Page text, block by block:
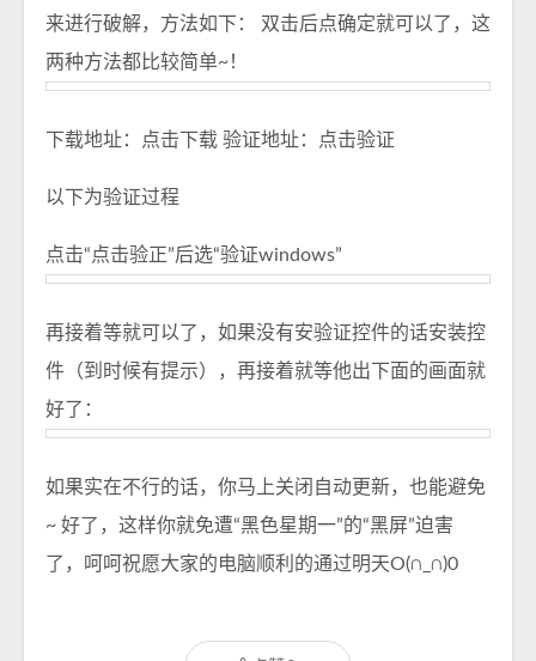
来进行破解，方法如下： 双击后点确定就可以了，这
两种方法都比较简单~！
下载地址： 点击下载 验证地址： 点击验证
以下为验证过程
点击“点击验正”后选“验证windows”
再接着等就可以了，如果没有安验证控件的话安装控
件（到时候有提示），再接着就等他出下面的画面就
好了：
如果实在不行的话，你马上关闭自动更新，也能避免
~ 好了，这样你就免遭“黑色星期一”的“黑屏”迫害
了，呵呵祝愿大家的电脑顺利的通过明天O(∩_∩)0